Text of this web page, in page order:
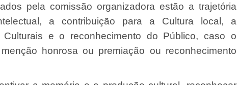
pela comissão organizadora estão a trajetória
a contribuição para a Cultura local, a
e o reconhecimento do Público, caso o
honrosa ou premiação ou reconhecimento